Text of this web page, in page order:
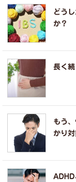
どう
か？
長く
もう
かり対
ADHD